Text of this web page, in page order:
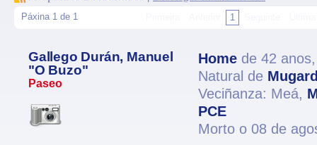
Páxina 1 de 1 1
Gallego Durán, Manuel
"O Buzo"
Paseo
Home de 42
Natural de
Veciñanza: Meá,
PCE
Morto o 08 de